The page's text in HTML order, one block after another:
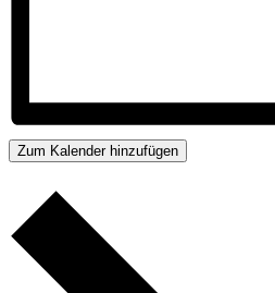
Zum Kalender hinzufügen